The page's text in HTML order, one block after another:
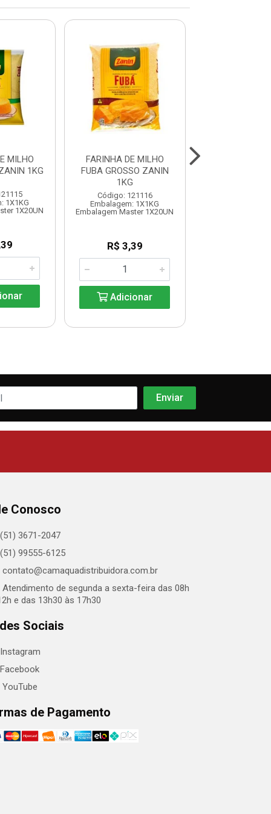
MILHO
1KG
1X1KG
1X20UN
FARINHA DE MILHO
FUBA GROSSO ZANIN
1KG
Código: 121116
Embalagem: 1X1KG
Embalagem Master 1X20UN
R$ 3,39
Adicionar
Conosco
(51) 3671-2047
(51) 99555-6125
contato@camaquadistribuidora.com.br
Atendimento de segunda a sexta-feira das 08h
e das 13h30 às 17h30
Sociais
Instagram
Facebook
YouTube
de Pagamento